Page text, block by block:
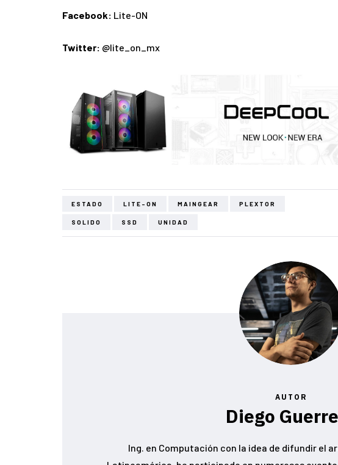
Facebook: Lite-ON
Twitter: @lite_on_mx
ESTADO LITE-ON MAINGEAR PLEXTOR
SOLIDO SSD UNIDAD
AUTOR
Diego
Ing. en Computación con la idea de difundir el